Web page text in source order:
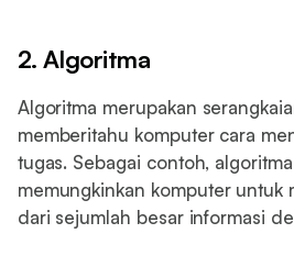
2. Algoritma
Algoritma merupakan
memberitahu komputer cara
tugas. Sebagai contoh,
memungkinkan komputer untuk
dari sejumlah besar informasi